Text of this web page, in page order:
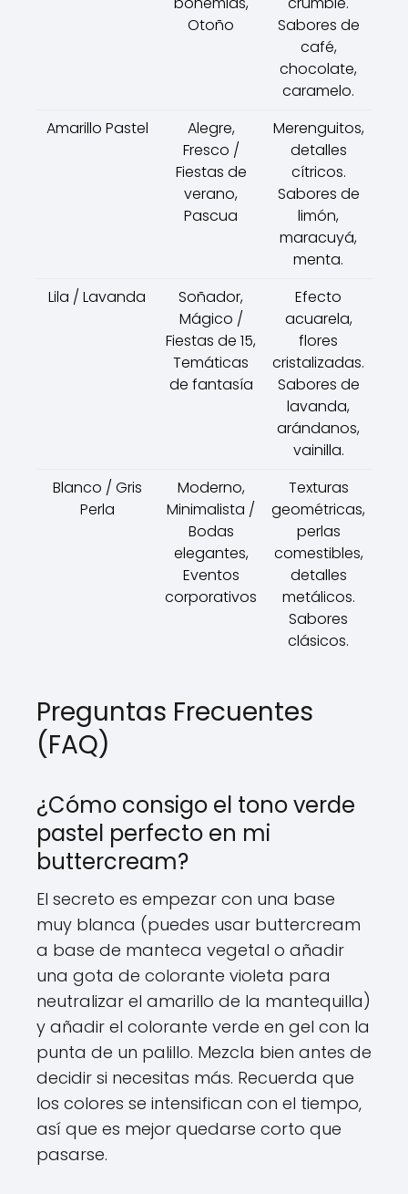
Otoño
Sabores de
café,
chocolate,
caramelo.
Amarillo Pastel
Alegre,
Fresco /
Fiestas de
verano,
Pascua
Merenguitos,
detalles
cítricos.
Sabores de
limón,
maracuyá,
menta.
Lila / Lavanda
Soñador,
Mágico /
Fiestas de 15,
Temáticas
de fantasía
Efecto
acuarela,
flores
cristalizadas.
Sabores de
lavanda,
arándanos,
vainilla.
Blanco / Gris
Perla
Moderno,
Minimalista /
Bodas
elegantes,
Eventos
corporativos
Texturas
geométricas,
perlas
comestibles,
detalles
metálicos.
Sabores
clásicos.
Preguntas Frecuentes
(FAQ)
¿Cómo consigo el tono verde
pastel perfecto en mi
buttercream?
El secreto es empezar con una base
muy blanca (puedes usar buttercream
a base de manteca vegetal o añadir
una gota de colorante violeta para
neutralizar el amarillo de la mantequilla)
y añadir el colorante verde en gel con la
punta de un palillo. Mezcla bien antes de
decidir si necesitas más. Recuerda que
los colores se intensifican con el tiempo,
así que es mejor quedarse corto que
pasarse.